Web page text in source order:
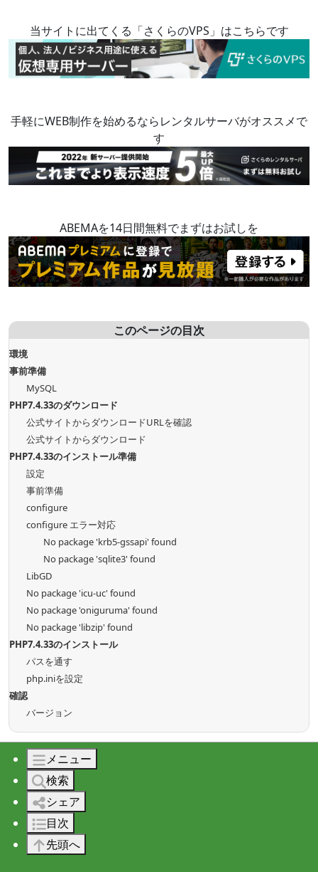
当サイトに出てくる「さくらのVPS」はこちらです
手軽にWEB制作を始めるならレンタルサーバがオススメで
す
ABEMAを14日間無料でまずはお試しを
このページの目次
環境
事前準備
MySQL
PHP7.4.33のダウンロード
公式サイトからダウンロードURLを確認
公式サイトからダウンロード
PHP7.4.33のインストール準備
設定
事前準備
configure
configure エラー対応
No package 'krb5-gssapi' found
No package 'sqlite3' found
LibGD
No package 'icu-uc' found
No package 'oniguruma' found
No package 'libzip' found
PHP7.4.33のインストール
パスを通す
php.iniを設定
確認
バージョン
ノートPCが３画面に
持ち運べるモバイルモニター
メニュー
検索
シェア
目次
先頭へ